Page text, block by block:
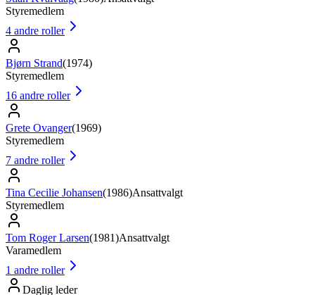
Styremedlem
4 andre roller
Bjørn Strand(1974)
Styremedlem
16 andre roller
Grete Ovanger(1969)
Styremedlem
7 andre roller
Tina Cecilie Johansen(1986)Ansattvalgt
Styremedlem
Tom Roger Larsen(1981)Ansattvalgt
Varamedlem
1 andre roller
Daglig leder